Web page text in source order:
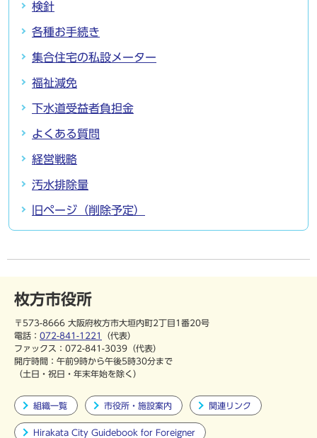
検針
各種お手続き
集合住宅の私設メーター
福祉減免
下水道受益者負担金
よくある質問
経営戦略
汚水排除量
旧ページ（削除予定）
枚方市役所
〒573-8666 大阪府枚方市大垣内町2丁目1番20号
電話： 072-841-1221
（代表）
ファックス：072-841-3039（代表）
開庁時間：午前9時から午後5時30分まで
（土日・祝日・年末年始を除く）
組織一覧 市役所・施設案内 関連リンク
Hirakata City Guidebook for Foreigner